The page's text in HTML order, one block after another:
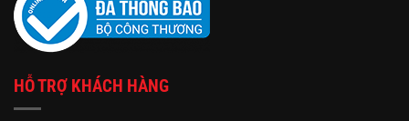
HỖ TRỢ KHÁCH HÀNG